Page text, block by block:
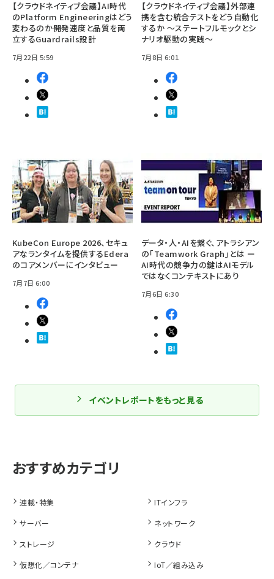
【クラウドネイティブ会議】AI時代
のPlatform Engineeringはどう
変わるのか――開発速度と品質を両
立するGuardrails設計
7月22日 5:59
【クラウドネイティブ会議】外部連
携を含む統合テストをどう自動化
するか ～ステートフルモックとシ
ナリオ駆動の実践～
7月8日 6:01
KubeCon Europe 2026、セキュ
アなランタイムを提供するEdera
のコアメンバーにインタビュー
7月7日 6:00
データ・人・AIを繋ぐ、アトラシアン
の「Teamwork Graph」とは ー
AI時代の競争力の鍵はAIモデル
ではなくコンテキストにあり
7月6日 6:30
イベントレポートをもっと見る
連載・特集
ITインフラ
サーバー
ネットワーク
ストレージ
クラウド
仮想化／コンテナ
IoT／組み込み